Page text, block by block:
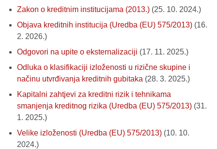
Zakon o kreditnim institucijama (2013.) (25. 10. 2024.)
Objava kreditnih institucija (Uredba (EU) 575/2013) (16.
2. 2026.)
Odgovori na upite o eksternalizaciji (17. 11. 2025.)
Odluka o klasifikaciji izloženosti u rizične skupine i
načinu utvrđivanja kreditnih gubitaka (28. 3. 2025.)
Kapitalni zahtjevi za kreditni rizik i tehnikama
smanjenja kreditnog rizika (Uredba (EU) 575/2013) (31.
1. 2025.)
Velike izloženosti (Uredba (EU) 575/2013) (10. 10.
2024.)